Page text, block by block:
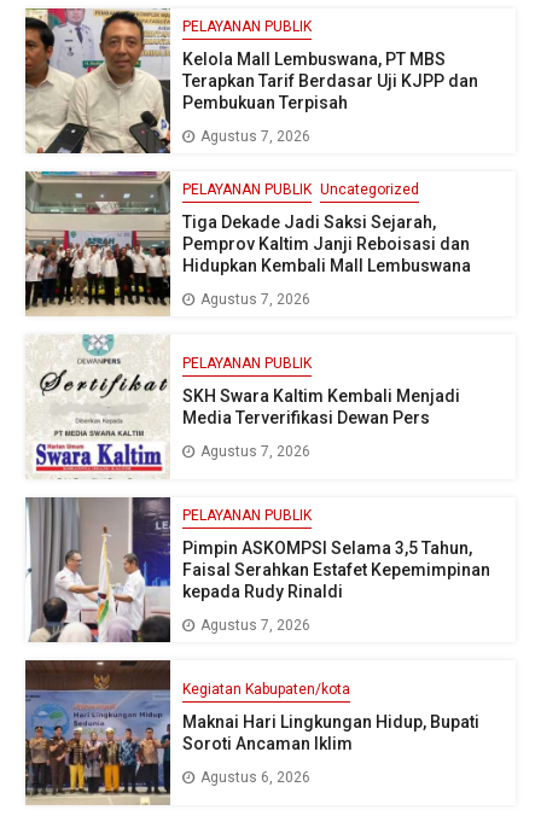
PELAYANAN PUBLIK
Kelola Mall Lembuswana, PT MBS
Terapkan Tarif Berdasar Uji KJPP dan
Pembukuan Terpisah
Agustus 7, 2026
PELAYANAN PUBLIK Uncategorized
Tiga Dekade Jadi Saksi Sejarah,
Pemprov Kaltim Janji Reboisasi dan
Hidupkan Kembali Mall Lembuswana
Agustus 7, 2026
PELAYANAN PUBLIK
SKH Swara Kaltim Kembali Menjadi
Media Terverifikasi Dewan Pers
Agustus 7, 2026
PELAYANAN PUBLIK
Pimpin ASKOMPSI Selama 3,5 Tahun,
Faisal Serahkan Estafet Kepemimpinan
kepada Rudy Rinaldi
Agustus 7, 2026
Kegiatan Kabupaten/kota
Maknai Hari Lingkungan Hidup, Bupati
Soroti Ancaman Iklim
Agustus 6, 2026